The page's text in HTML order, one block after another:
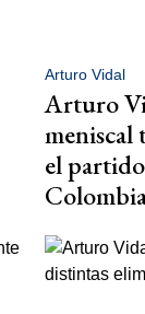
Arturo Vidal
Arturo
meniscal
el